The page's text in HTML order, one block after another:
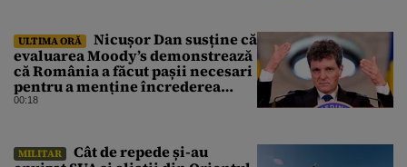
ULTIMA ORĂ
Nicușor Dan susține că
evaluarea Moody’s demonstrează
că România a făcut pașii necesari
pentru a menține încrederea
investitorilor: „Totuși,
00:18
MILITAR
Cât de repede și-au